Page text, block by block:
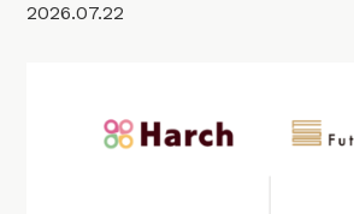
2026.07.22